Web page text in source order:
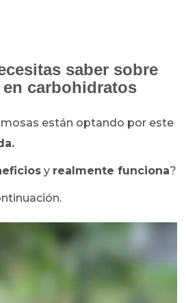
saber sobre
carbohidratos
están optando por este
y realmente funciona?